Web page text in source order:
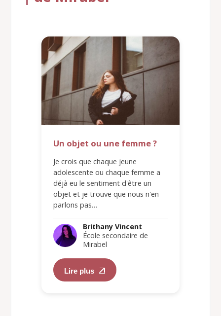
Un objet ou une femme ?
Je crois que chaque jeune
adolescente ou chaque femme a
déjà eu le sentiment d'être un
objet et je trouve que nous n'en
parlons pas…
Brithany Vincent
École secondaire de
Mirabel
Lire plus